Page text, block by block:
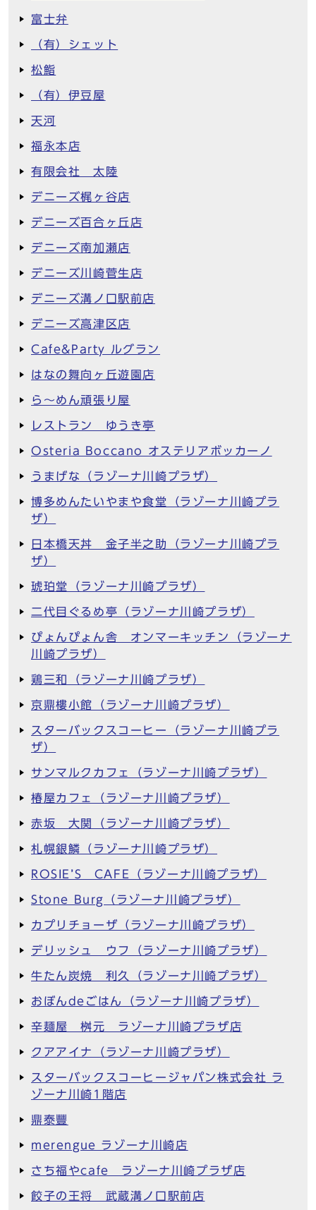
富士弁
（有）シェット
松鮨
（有）伊豆屋
天河
福永本店
有限会社 太陸
デニーズ梶ヶ谷店
デニーズ百合ヶ丘店
デニーズ南加瀬店
デニーズ川崎菅生店
デニーズ溝ノ口駅前店
デニーズ高津区店
Cafe&Party ルグラン
はなの舞向ヶ丘遊園店
ら～めん頑張り屋
レストラン ゆうき亭
Osteria Boccano オステリアボッカーノ
うまげな（ラゾーナ川崎プラザ）
博多めんたいやまや食堂（ラゾーナ川崎プラ
ザ）
日本橋天丼 金子半之助（ラゾーナ川崎プラ
ザ）
琥珀堂（ラゾーナ川崎プラザ）
二代目ぐるめ亭（ラゾーナ川崎プラザ）
ぴょんぴょん舎 オンマーキッチン（ラゾーナ
川崎プラザ）
鶏三和（ラゾーナ川崎プラザ）
京鼎樓小館（ラゾーナ川崎プラザ）
スターバックスコーヒー（ラゾーナ川崎プラ
ザ）
サンマルクカフェ（ラゾーナ川崎プラザ）
椿屋カフェ（ラゾーナ川崎プラザ）
赤坂 大関（ラゾーナ川崎プラザ）
札幌銀鱗（ラゾーナ川崎プラザ）
ROSIE’S CAFE（ラゾーナ川崎プラザ）
Stone Burg（ラゾーナ川崎プラザ）
カプリチョーザ（ラゾーナ川崎プラザ）
デリッシュ ウフ（ラゾーナ川崎プラザ）
牛たん炭焼 利久（ラゾーナ川崎プラザ）
おぼんdeごはん（ラゾーナ川崎プラザ）
辛麺屋 桝元 ラゾーナ川崎プラザ店
クアアイナ（ラゾーナ川崎プラザ）
スターバックスコーヒージャパン株式会社 ラ
ゾーナ川崎1階店
鼎泰豐
merengue ラゾーナ川崎店
さち福やcafe ラゾーナ川崎プラザ店
餃子の王将 武蔵溝ノ口駅前店